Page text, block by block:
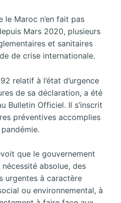
le Maroc n’en fait pas
Mars 2020, plusieurs
et sanitaires
de crise internationale.
relatif à l’état d’urgence
de sa déclaration, a été
Bulletin Officiel. Il s’inscrit
préventives accomplies
que le gouvernement
absolue, des
urgentes à caractère
ou environnemental, à